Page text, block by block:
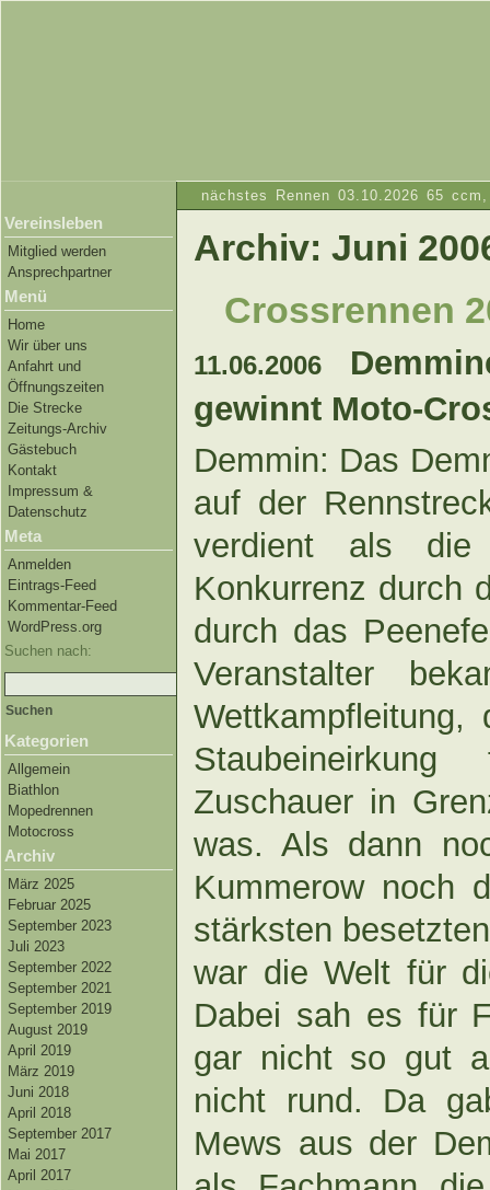
nächstes Rennen 03.10.2026 65
Vereinsleben
Mitglied werden
Ansprechpartner
Menü
Home
Wir über uns
Anfahrt und
Öffnungszeiten
Die Strecke
Zeitungs-Archiv
Gästebuch
Kontakt
Impressum &
Datenschutz
Meta
Anmelden
Eintrags-Feed
Kommentar-Feed
WordPress.org
Suchen nach:
Kategorien
Allgemein
Biathlon
Mopedrennen
Motocross
Archiv
März 2025
Februar 2025
September 2023
Juli 2023
September 2022
September 2021
September 2019
August 2019
April 2019
März 2019
Juni 2018
April 2018
September 2017
Mai 2017
April 2017
Archiv: Juni
Crossrennen
11.06.2006
gewinnt Moto-
Demmin: Das
auf der
verdient als
Konkurrenz durch
durch das
Veranstalter
Zuschauer in
was. Als dann
Kummerow noch
stärksten
war die Welt für
Dabei sah es für
gar nicht so gut
nicht rund. Da
Mews aus der